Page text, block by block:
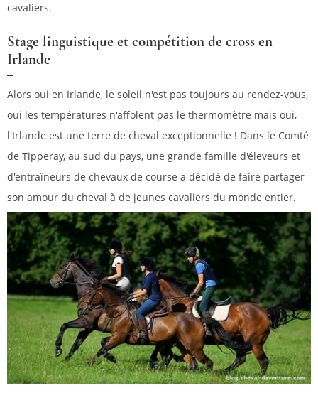
cavaliers.
Stage linguistique et compétition de cross en
Irlande
Alors oui en Irlande, le soleil n'est pas toujours au rendez-vous,
oui les températures n'affolent pas le thermomètre mais oui,
l'Irlande est une terre de cheval exceptionnelle ! Dans le Comté
de Tipperay, au sud du pays, une grande famille d'éleveurs et
d'entraîneurs de chevaux de course a décidé de faire partager
son amour du cheval à de jeunes cavaliers du monde entier.